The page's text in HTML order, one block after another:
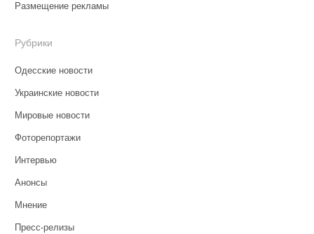
Размещение рекламы
Рубрики
Одесские новости
Украинские новости
Мировые новости
Фоторепортажи
Интервью
Анонсы
Мнение
Пресс-релизы